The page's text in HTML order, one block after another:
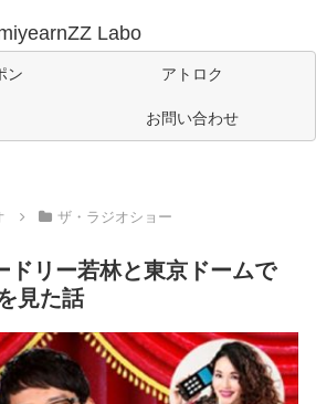
Labo
ン アトロク
お問い合わせ
ザ・ラジオショー
リー若林と東京ドームで
見た話